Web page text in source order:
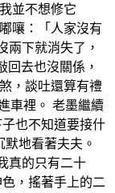
並不想修它
嚷：「人家沒有
兩下就消失了，
去也沒關係，
，談吐還算有禮
車裡。 老墨繼續
也不知道要接什
地看著夫夫。
真的只有二十
，搖著手上的二